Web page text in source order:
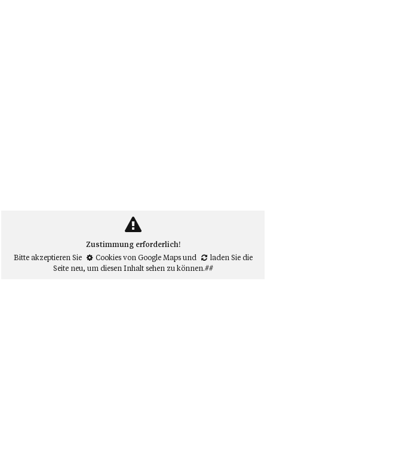
Zustimmung erforderlich!
Bitte akzeptieren Sie
Cookies von Google Mapsund
laden Sie die
Seite neu, um diesen Inhalt sehen zu können.##